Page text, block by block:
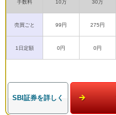
手数料 10万 30万
売買ごと 99円 275円
1日定額 0円 0円
SBI証券を詳しく